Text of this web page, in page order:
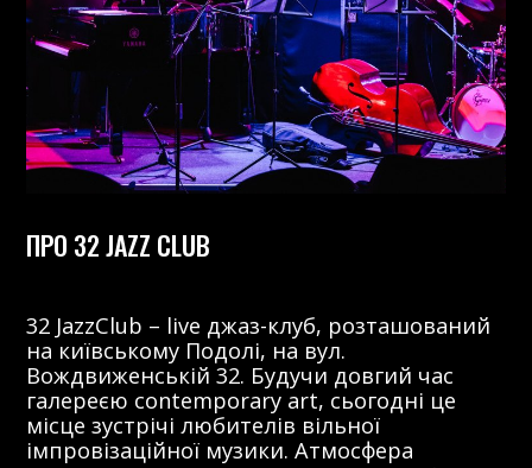
ПРО 32 JAZZ CLUB
32 JazzClub – live джаз-клуб, розташований
на київському Подолі, на вул.
Вождвиженській 32. Будучи довгий час
галереєю contemporary art, сьогодні це
місце зустрічі любителів вільної
імпровізаційної музики. Атмосфера